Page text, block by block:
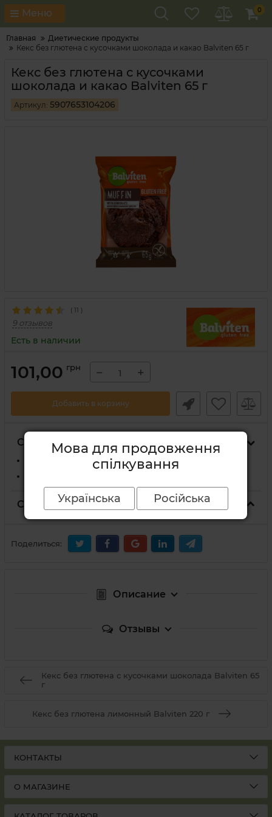
Меню 0
Главная
Диетические продукты
Кекс без глютена с кусочками шоколада и какао Balviten 65 г
Кекс без глютена с кусочками
шоколада и какао Balviten 65 г
Артикул: 5907653104206
( 11 )
9 отзывов
Есть в наличии
101,00 грн − +
Добавить в корзину
Способы доставки
На отделение Новой Почты
Способы оплаты
Поделиться:
Описание
Отзывы
Кекс без глютена с кусочками шоколада Balviten 65
г
Кекс без глютена лимонный Balviten 220 г
КОНТАКТЫ
О МАГАЗИНЕ
Мова для продовження
спілкування
Українська Російська